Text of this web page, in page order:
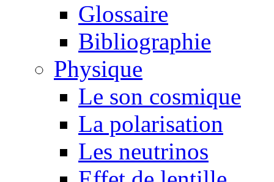
Glossaire
Bibliographie
Physique
Le son cosmique
La polarisation
Les neutrinos